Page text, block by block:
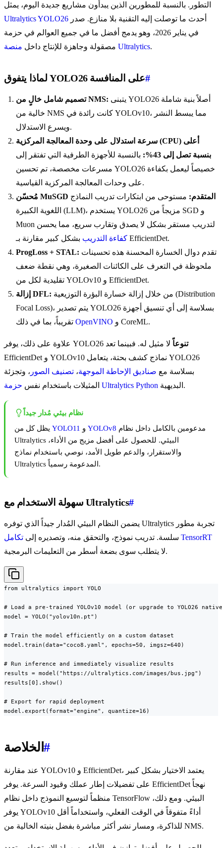
التطور. بالنسبة للمطورين الذين يبدأون مشاريع جديدة اليوم، يمثل
Ultralytics YOLO26
في يناير 2026، وهو يدمج أفضل ما في جميع العوالم في حزمة
مصقولة وجاهزة للإنتاج داخل منصة Ultralytics.
لماذا يتفوق YOLO26 على المنافسة#
تصميم شامل خالٍ من NMS:
خالية من NMS كانت رائدة في YOLOv10، مما يبسط النشر
ويسرع الاستدلال.
سرعة استدلال على وحدة المعالجة المركزية (CPU) أعلى
بنسبة تصل إلى 43%:
بالنسبة للأجهزة الطرفية التي تفتقر إلى
مسرعات مخصصة، تم تحسين YOLO26 خصيصاً ليعمل بكفاءة
على وحدات المعالجة المركزية القياسية.
مُحسّن MuSGD المتقدم: مستوحى من ابتكارات تدريب النماذج
اللغوية الكبيرة (LLM)، يستخدم YOLO26 مزيجاً من SGD و
Muon لتدريب مستقر بشكل لا يصدق وتقارب سريع، مما يحسن
كفاءة التدريب بشكل كبير مقارنة بـ EfficientDet.
ProgLoss + STAL:
ملحوظة في التعرف على الكائنات الصغيرة، وهي نقطة ضعف
تقليدية لكل من YOLOv10 و EfficientDet.
إزالة DFL:
Focal Loss)، يتم تصدير YOLO26 بسلاسة إلى أي تنسيق أجهزة
OpenVINO و CoreML.
علاوة على ذلك، يوفر YOLO26 تنوعاً لا مثيل له. فبينما تعد
EfficientDet و YOLOv10 نماذج كشف بحتة، يتعامل YOLO26
بسلاسة مع صناديق الإحاطة الموجهة، تصنيف الصور ، وتجزئة
المثيلات باستخدام نفس حزمة Ultralytics Python البديهية.
نظام بيئي مُدار جيداً
YOLO11 YOLOv8
Ultralytics البيئي. للحصول على أفضل مزيج من الأداء،
والاستقرار، والدعم طويل الأمد، نوصي باستخدام نماذج
Ultralytics المدعومة رسمياً.
سهولة الاستخدام مع Ultralytics#
يضمن النظام البيئي المُدار جيداً الذي توفره Ultralytics تجربة مطور
سلسة. تدريب نموذج، والتحقق منه، وتصديره إلى تكامل TensorRT
لا يتطلب سوى بضعة أسطر من التعليمات البرمجية.
from ultralytics import YOLO
# Load a pre-trained YOLOv10 model (or upgrade to YOLO26
model = YOLO("yolov10n.pt")
# Train the model efficiently on a custom dataset
model.train(data="coco8.yaml", epochs=50, imgsz=640)
# Run inference and immediately visualize results
results = model("https://ultralytics.com/images/bus.jpg")
results[0].show()
# Export for rapid deployment
model.export(format="engine", quantize=16)
الخلاصة#
عند مقارنة YOLOv10 و EfficientDet، يعتمد الاختيار بشكل كبير
على تفضيلات إطار عملك وقيود السرعة. يوفر EfficientDet نهجاً
منظماً لتوسيع النموذج داخل نظام TensorFlow البيئي. ومع ذلك،
يوفر YOLOv10 أداءً متفوقاً في الوقت الفعلي، واستخداماً أقل
للذاكرة، ومسار نشر أكثر مباشرة بفضل بنيته الخالية من NMS.